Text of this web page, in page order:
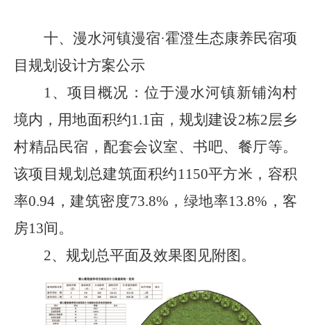
十、 漫水河镇漫宿·霍澄生态康养民宿项
目规划设计方案公示
1、 项目概况： 位于漫水河镇新铺沟村
境内，用地面积约1.1亩，规划建设2栋2层乡
村精品民宿，配套会议室、书吧、餐厅等。
该项目规划总建筑面积约1150平方米，容积
率0.94 ，建筑密度73.8% ，绿地率13.8% ，客
房13间。
2、 规划总平面及效果图 见附图 。